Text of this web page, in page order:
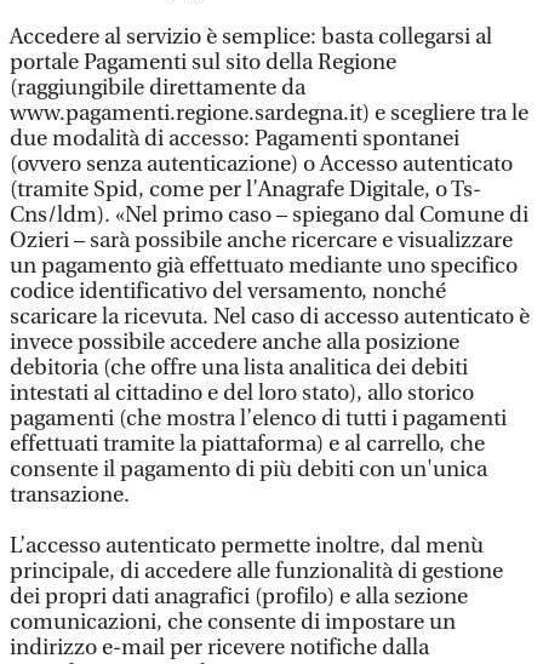
Accedere al servizio è semplice: basta collegarsi al
portale Pagamenti sul sito della Regione
(raggiungibile direttamente da
www.pagamenti.regione.sardegna.it) e scegliere tra le
due modalità di accesso: Pagamenti spontanei
(ovvero senza autenticazione) o Accesso autenticato
(tramite Spid, come per l’Anagrafe Digitale, o Ts-
Cns/ldm). «Nel primo caso – spiegano dal Comune di
Ozieri – sarà possibile anche ricercare e visualizzare
un pagamento già effettuato mediante uno specifico
codice identificativo del versamento, nonché
scaricare la ricevuta. Nel caso di accesso autenticato è
invece possibile accedere anche alla posizione
debitoria (che offre una lista analitica dei debiti
intestati al cittadino e del loro stato), allo storico
pagamenti (che mostra l’elenco di tutti i pagamenti
effettuati tramite la piattaforma) e al carrello, che
consente il pagamento di più debiti con un'unica
transazione.
L’accesso autenticato permette inoltre, dal menù
principale, di accedere alle funzionalità di gestione
dei propri dati anagrafici (profilo) e alla sezione
comunicazioni, che consente di impostare un
indirizzo e-mail per ricevere notifiche dalla